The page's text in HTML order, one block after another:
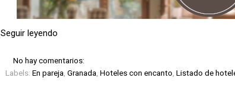
Seguir leyendo
No hay comentarios:
Labels: En pareja, Granada, Hoteles con encanto, Listado de